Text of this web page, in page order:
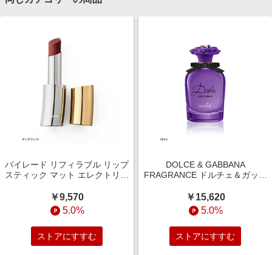
バイレード リフィラブル リップ
スティック マット エレクトリッ
￥9,570
5.0%
ストアにすすむ
DOLCE & GABBANA
FRAGRANCE ドルチェ＆ガッバ
ードトワレ
￥15,620
5.0%
ストアにすすむ